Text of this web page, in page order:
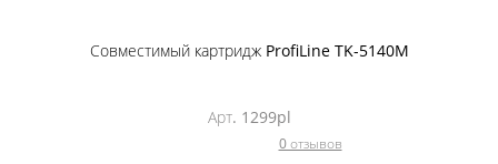
Совместимый картридж ProfiLine TK-5140M
Арт. 1299pl
0 отзывов